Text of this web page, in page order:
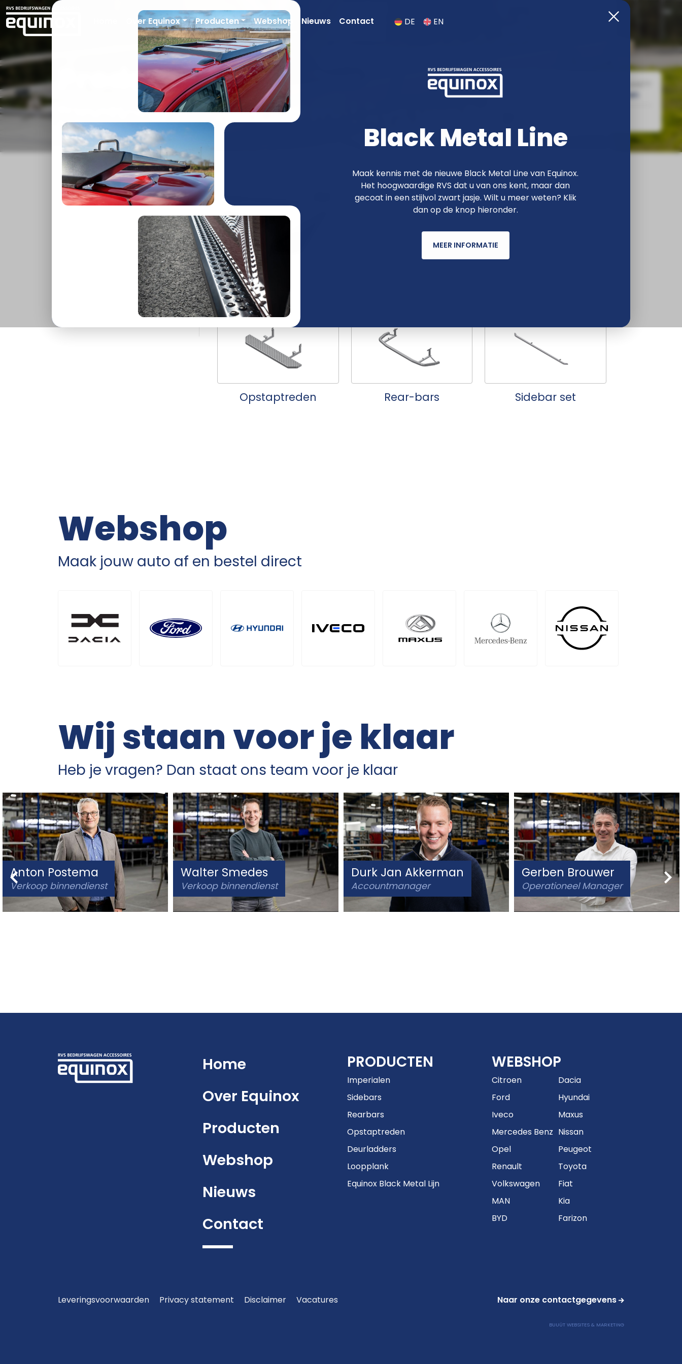
Over Equinox Producten Webshop Nieuws Contact DE EN
Producten
functioneler & fraaier met RVS van Equinox
Inloggen Registreren
AUTOMERK
PRODUCTGROEP
Black Metal Lijn
Opstaptreden Rear-bars Sidebar set
Webshop
Maak jouw auto af en bestel direct
Wij staan voor je klaar
Heb je vragen? Dan staat ons team voor je klaar
Anton Postema
Verkoop binnendienst
Walter Smedes
Verkoop binnendienst
Durk Jan Akkerman
Accountmanager
Gerben Brouwer
Operationeel Manager
Black Metal Line
Maak kennis met de nieuwe Black Metal Line van Equinox.
Het hoogwaardige RVS dat u van ons kent, maar dan
gecoat in een stijlvol zwart jasje. Wilt u meer weten? Klik
dan op de knop hieronder.
MEER INFORMATIE
Home
Over Equinox
Producten
Webshop
Nieuws
Contact
PRODUCTEN
Imperialen
Sidebars
Rearbars
Opstaptreden
Deurladders
Loopplank
Equinox Black Metal Lijn
WEBSHOP
Citroen
Dacia
Ford
Hyundai
Iveco
Maxus
Mercedes Benz Nissan
Opel
Peugeot
Renault
Toyota
Volkswagen
Fiat
MAN
Kia
BYD
Farizon
Leveringsvoorwaarden Privacy statement Disclaimer Vacatures Naar onze contactgegevens
BUUÚT WEBSITES & MARKETING